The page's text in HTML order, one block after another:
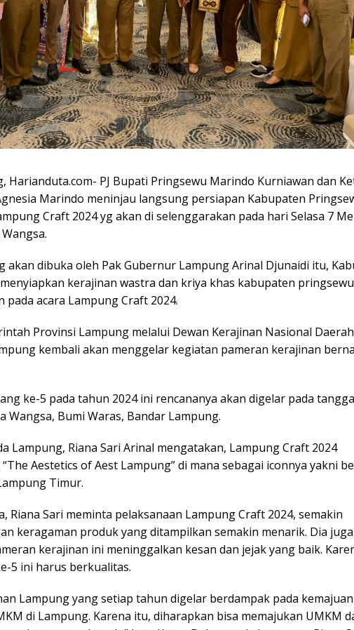
Harianduta.com- PJ Bupati Pringsewu Marindo Kurniawan dan
Marindo meninjau langsung persiapan Kabupaten
Craft 2024 yg akan di selenggarakan pada hari Selasa 7
akan dibuka oleh Pak Gubernur Lampung Arinal Djunaidi itu,
kerajinan wastra dan kriya khas kabupaten
pada acara Lampung Craft 2024.
Provinsi Lampung melalui Dewan Kerajinan Nasional Daerah
kembali akan menggelar kegiatan pameran kerajinan
ke-5 pada tahun 2024 ini rencananya akan digelar pada
Wangsa, Bumi Waras, Bandar Lampung.
Lampung, Riana Sari Arinal mengatakan, Lampung Craft 2024
Aestetics of Aest Lampung” di mana sebagai iconnya yakni
Timur.
Riana Sari meminta pelaksanaan Lampung Craft 2024, semakin
keragaman produk yang ditampilkan semakin menarik. Dia juga
kerajinan ini meninggalkan kesan dan jejak yang baik.
5 ini harus berkualitas.
Lampung yang setiap tahun digelar berdampak pada kemajuan
di Lampung. Karena itu, diharapkan bisa memajukan UMKM